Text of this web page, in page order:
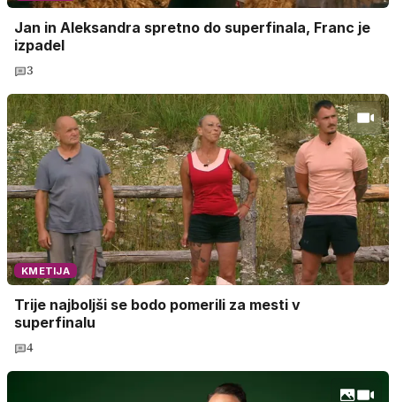
Jan in Aleksandra spretno do superfinala, Franc je
izpadel
3
KMETIJA
Trije najboljši se bodo pomerili za mesti v
superfinalu
4